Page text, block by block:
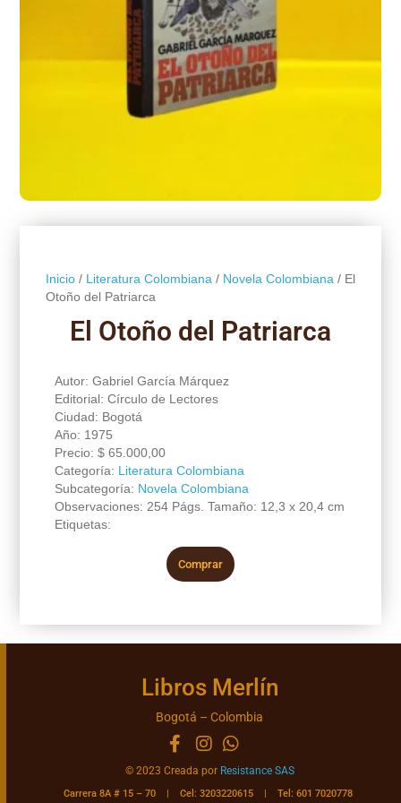
Inicio/ Literatura Colombiana / Novela Colombiana / El
Otoño del Patriarca
El Otoño del Patriarca
Autor: Gabriel García Márquez
Editorial: Círculo de Lectores
Ciudad: Bogotá
Año: 1975
Precio: $65.000,00
Categoría: Literatura Colombiana
Subcategoría: Novela Colombiana
Observaciones: 254 Págs. Tamaño: 12,3 x 20,4 cm
Etiquetas:
Comprar
Libros Merlín
Bogotá – Colombia
© 2023 Creada por Resistance SAS
Carrera 8A # 15 – 70 | Cel: 3203220615 | Tel: 601 7020778